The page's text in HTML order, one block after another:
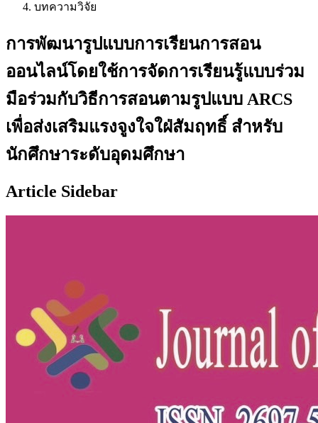
บทความวิจัย
การพัฒนารูปแบบการเรียนการสอน
ออนไลน์โดยใช้การจัดการเรียนรู้แบบร่วม
มือร่วมกับวิธีการสอนตามรูปแบบ ARCS
เพื่อส่งเสริมแรงจูงใจใฝ่สัมฤทธิ์ สำหรับ
นักศึกษาระดับอุดมศึกษา
Article Sidebar